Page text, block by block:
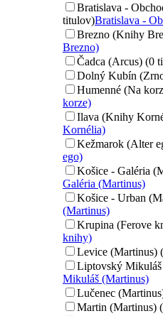
Bratislava -
titulov)Bratislava -
Brezno (Knihy
Brezno)
Čadca (Arcus) (0
Dolný Kubín
Humenné (Na
korze)
Ilava (Knihy
Kornélia)
Kežmarok (Alter
ego)
Košice - Galéria
Galéria (Martinus)
Košice - Urban
(Martinus)
Krupina (Ferove
knihy)
Levice (Martinus)
Liptovský
Mikuláš (Martinus)
Lučenec
Martin (Martinus)